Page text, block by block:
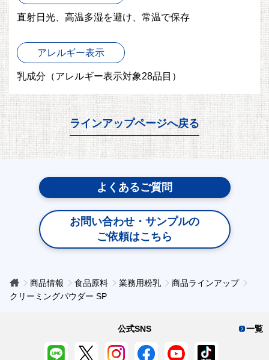
直射日光、高温多湿を避け、常温で保存
アレルギー表示
乳成分 （アレルギー表示対象28品目）
ラインアップページへ戻る
よくあるご質問
お問い合わせ・サンプルの
ご依頼はこちら
商品情報 食品原料 業務用粉乳
商品ラインアップ
クリーミングパウダー SP
一覧
公式SNS